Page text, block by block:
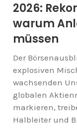
2026:
warum
müssen
Der
explosiven
wachsenden
globalen
markieren,
Halbleiter und